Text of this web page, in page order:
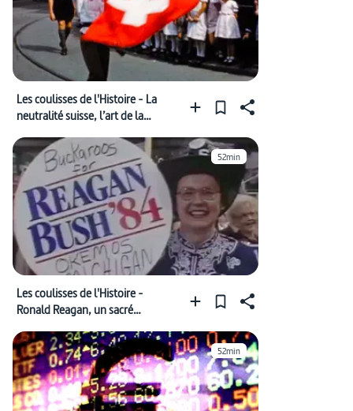
Les coulisses de l'Histoire - La
neutralité suisse, l’art de la
52min
Les coulisses de l'Histoire -
Ronald Reagan, un sacré
52min